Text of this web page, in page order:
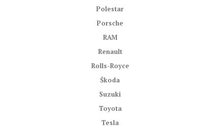
Polestar
Porsche
RAM
Renault
Rolls-Royce
Škoda
Suzuki
Toyota
Tesla